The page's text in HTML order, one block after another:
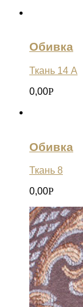
Обивка
Ткань 14 А
0,00Р
Обивка
Ткань 8
0,00Р